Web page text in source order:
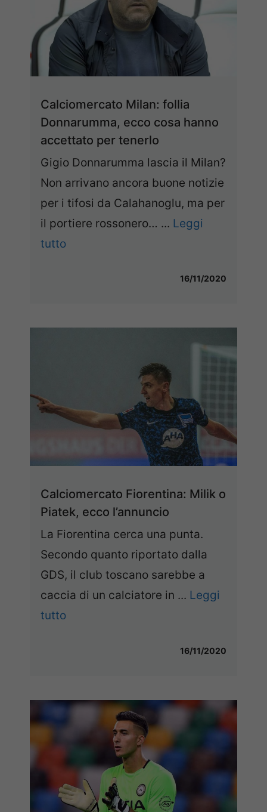
Calciomercato Milan: follia
Donnarumma, ecco cosa hanno
accettato per tenerlo
Gigio Donnarumma lascia il Milan?
Non arrivano ancora buone notizie
per i tifosi da Calahanoglu, ma per
il portiere rossonero… ... Leggi
tutto
16/11/2020
Calciomercato Fiorentina: Milik o
Piatek, ecco l’annuncio
La Fiorentina cerca una punta.
Secondo quanto riportato dalla
GDS, il club toscano sarebbe a
caccia di un calciatore in ... Leggi
tutto
16/11/2020